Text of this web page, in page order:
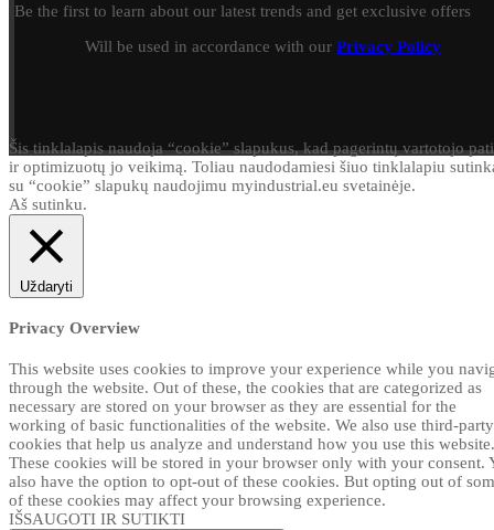
Be the first to learn about our latest trends and get exclusive offers
Will be used in accordance with our Privacy Policy
Šis tinklalapis naudoja “cookie” slapukus, kad pagerintų vartotojo
ir optimizuotų jo veikimą. Toliau naudodamiesi šiuo tinklalapiu
su “cookie” slapukų naudojimu myindustrial.eu svetainėje.
Aš sutinku.
Uždaryti
Privacy Overview
This website uses cookies to improve your experience while you
through the website. Out of these, the cookies that are categorized as
necessary are stored on your browser as they are essential for the
working of basic functionalities of the website. We also use third-party
cookies that help us analyze and understand how you use this website.
These cookies will be stored in your browser only with your consent.
also have the option to opt-out of these cookies. But opting out of
of these cookies may affect your browsing experience.
IŠSAUGOTI IR SUTIKTI